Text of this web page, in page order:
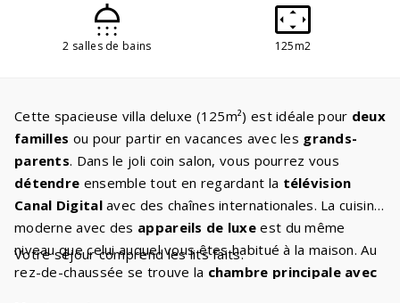
2 salles de bains 125m2
Cette spacieuse villa deluxe (125m²) est idéale pour deux
familles ou pour partir en vacances avec les grands-
parents. Dans le joli coin salon, vous pourrez vous
détendre ensemble tout en regardant la télévision
Canal Digitalavec des chaînes internationales. La cuisine
moderne avec des appareils de luxeest du même
niveau que celui auquel vous êtes habitué à la maison. Au
rez-de-chaussée se trouve la chambre principale avec
Votre séjour comprend les lits faits.